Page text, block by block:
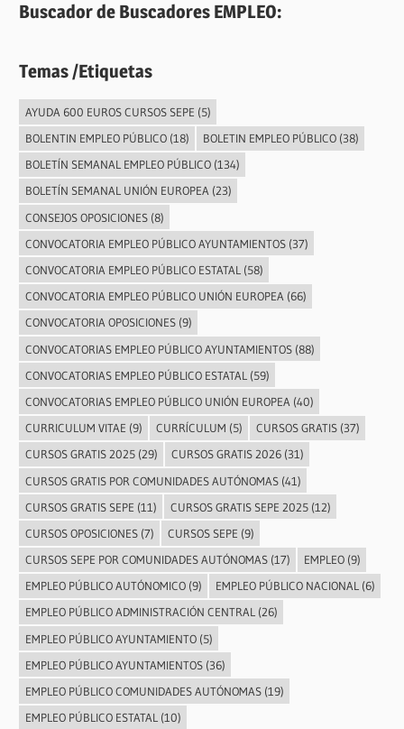
Buscador de Buscadores EMPLEO:
Temas /Etiquetas
AYUDA 600 EUROS CURSOS SEPE (5)
BOLENTIN EMPLEO PÚBLICO(18) BOLETIN EMPLEO PÚBLICO(38)
BOLETÍN SEMANAL EMPLEO PÚBLICO(134)
BOLETÍN SEMANAL UNIÓN EUROPEA(23)
CONSEJOS OPOSICIONES(8)
CONVOCATORIA EMPLEO PÚBLICO AYUNTAMIENTOS(37)
CONVOCATORIA EMPLEO PÚBLICO ESTATAL (58)
CONVOCATORIA EMPLEO PÚBLICO UNIÓN EUROPEA(66)
CONVOCATORIA OPOSICIONES(9)
CONVOCATORIAS EMPLEO PÚBLICO AYUNTAMIENTOS(88)
CONVOCATORIAS EMPLEO PÚBLICO ESTATAL (59)
CONVOCATORIAS EMPLEO PÚBLICO UNIÓN EUROPEA (40)
CURRICULUM VITAE (9) CURRÍCULUM (5) CURSOS GRATIS(37)
CURSOS GRATIS 2025(29) CURSOS GRATIS 2026(31)
CURSOS GRATIS POR COMUNIDADES AUTÓNOMAS(41)
CURSOS GRATIS SEPE (11) CURSOS GRATIS SEPE 2025(12)
CURSOS OPOSICIONES(7) CURSOS SEPE (9)
CURSOS SEPE POR COMUNIDADES AUTÓNOMAS(17) EMPLEO(9)
EMPLEO PÚBLICO AUTÓNOMICO(9) EMPLEO PÚBLICO NACIONAL(6)
EMPLEO PÚBLICO ADMINISTRACIÓN CENTRAL(26)
EMPLEO PÚBLICO AYUNTAMIENTO(5)
EMPLEO PÚBLICO AYUNTAMIENTOS(36)
EMPLEO PÚBLICO COMUNIDADES AUTÓNOMAS(19)
EMPLEO PÚBLICO ESTATAL(10)